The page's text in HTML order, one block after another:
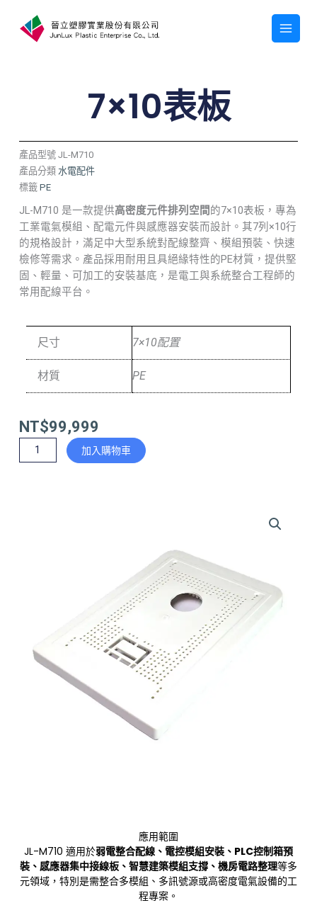
7×10表板
產品型號 JL-M710
產品分類 水電配件
標籤 PE
JL-M710 是一款提供高密度元件排列空間的7×10表板，專為
工業電氣模組、配電元件與感應器安裝而設計。其7列×10行
的規格設計，滿足中大型系統對配線整齊、模組預裝、快速
檢修等需求。產品採用耐用且具絕緣特性的PE材質，提供堅
固、輕量、可加工的安裝基底，是電工與系統整合工程師的
常用配線平台。
尺寸 7×10配置
材質 PE
NT$99,999
7x10
表
加入購物車
應用範圍
JL-M710 適用於弱電整合配線、電控模組安裝、PLC控制箱預
裝、感應器集中接線板、智慧建築模組支撐、機房電路整理等多
元領域，特別是需整合多模組、多訊號源或高密度電氣設備的工
程專案。